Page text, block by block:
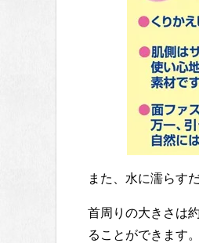
また、水に濡らす
首周りの大きさは
ることができます。